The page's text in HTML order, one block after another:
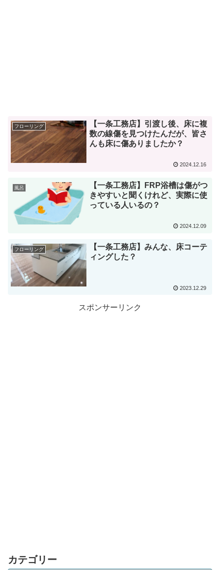
フローリング
【一条工務店】引渡し後、床に複
数の線傷を見つけたんだが、皆さ
んも床に傷ありましたか？
2024.12.16
風呂
【一条工務店】FRP浴槽は傷がつ
きやすいと聞くけれど、実際に使
っている人いるの？
2024.12.09
フローリング
【一条工務店】みんな、床コーテ
ィングした？
2023.12.29
スポンサーリンク
カテゴリー